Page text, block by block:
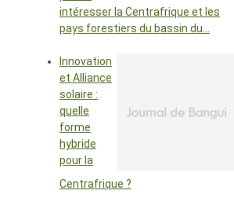
intéresser la Centrafrique et les
pays forestiers du bassin du…
Innovation
et Alliance
solaire :
quelle
forme
hybride
pour la
Centrafrique ?